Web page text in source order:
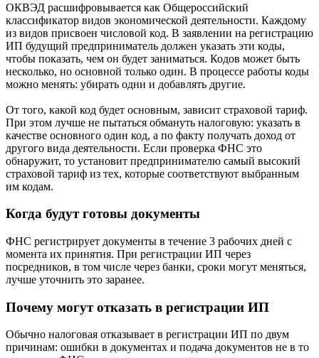
ОКВЭД расшифровывается как Общероссийский
классификатор видов экономической деятельности. Каждому
из видов присвоен числовой код. В заявлении на регистрацию
ИП будущий предприниматель должен указать эти коды,
чтобы показать, чем он будет заниматься. Кодов может быть
несколько, но основной только один. В процессе работы коды
можно менять: убирать одни и добавлять другие.
От того, какой код будет основным, зависит страховой тариф.
При этом лучше не пытаться обмануть налоговую: указать в
качестве основного один код, а по факту получать доход от
другого вида деятельности. Если проверка ФНС это
обнаружит, то установит предпринимателю самый высокий
страховой тариф из тех, которые соответствуют выбранным
им кодам.
Когда будут готовы документы
ФНС регистрирует документы в течение 3 рабочих дней с
момента их принятия. При регистрации ИП через
посредников, в том числе через банки, сроки могут меняться,
лучше уточнить это заранее.
Почему могут отказать в регистрации ИП
Обычно налоговая отказывает в регистрации ИП по двум
причинам: ошибки в документах и подача документов не в то